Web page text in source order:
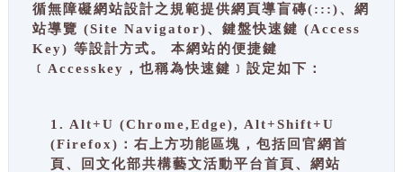
循無障礙網站設計之規範提供網頁導盲磚(:::)、網
站導覽 (Site Navigator)、鍵盤快速鍵 (Access
Key) 等設計方式。 本網站的便捷鍵
﹝Accesskey，也稱為快速鍵﹞設定如下：
1. Alt+U (Chrome,Edge), Alt+Shift+U
(Firefox)：右上方功能區塊，包括回官網首
頁、回文化部共構藝文活動平台首頁、網站